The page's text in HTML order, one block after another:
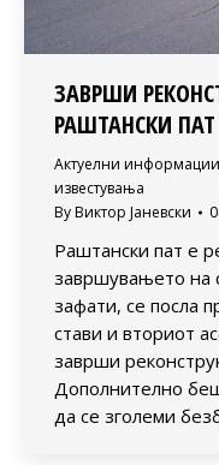
ЗАВРШИ
РАШТАНСКИ ПАТ
Актуелни информации
известувања
By Виктор Јаневски
Раштански пат е
завршувањето на
зафати, се посла
стави и вториот
заврши
Дополнително
да се зголеми